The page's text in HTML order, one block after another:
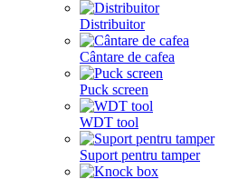
Distribuitor
Cântare de cafea
Puck screen
WDT tool
Suport pentru tamper